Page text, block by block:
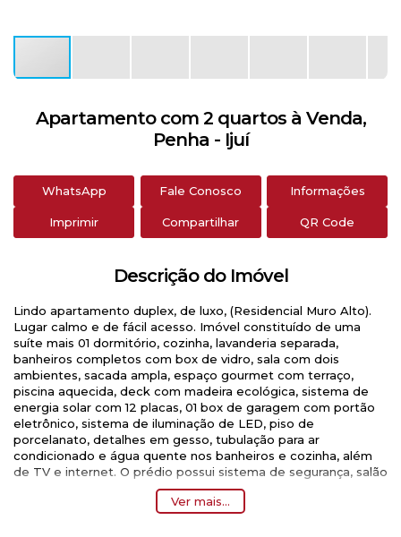
Apartamento com 2 quartos à Venda,
Penha - Ijuí
WhatsApp Fale Conosco Informações
Imprimir Compartilhar QR Code
Descrição do Imóvel
Lindo apartamento duplex, de luxo, (Residencial Muro Alto).
Lugar calmo e de fácil acesso. Imóvel constituído de uma
suíte mais 01 dormitório, cozinha, lavanderia separada,
banheiros completos com box de vidro, sala com dois
ambientes, sacada ampla, espaço gourmet com terraço,
piscina aquecida, deck com madeira ecológica, sistema de
energia solar com 12 placas, 01 box de garagem com portão
eletrônico, sistema de iluminação de LED, piso de
porcelanato, detalhes em gesso, tubulação para ar
condicionado e água quente nos banheiros e cozinha, além
de TV e internet. O prédio possui sistema de segurança, salão
de festas, interfone, medidor de gás individual, hall decorado.
Permanece no imóvel todos os móveis sob medida. Venha
Ver mais...